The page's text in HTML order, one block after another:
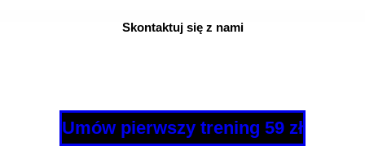
Skontaktuj się z nami
Umów pierwszy trening 59 zł